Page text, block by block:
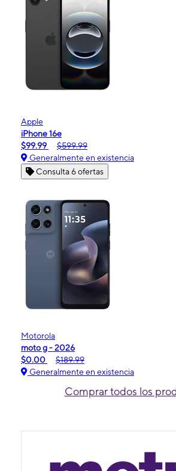
Apple
iPhone 16e
$99.99
$599.99
Generalmente en existencia
Consulta 6 ofertas
Motorola
moto g - 2026
$0.00
$189.99
Generalmente en existencia
Comprar todos los